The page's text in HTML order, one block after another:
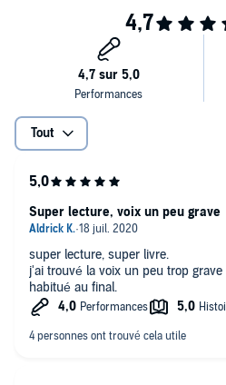
Paris, 2020 (P)2020 Lizzie, un
Tout
super lecture, super livre.
j'ai trouvé la voix un peu trop
habitué au final.
Super lecture, voix un peu grave